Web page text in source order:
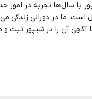
سال‌ها تجربه در امور
ما در دورانی زندگی
آگهی آن را در شیپور
خدماتی مانند تایپ و